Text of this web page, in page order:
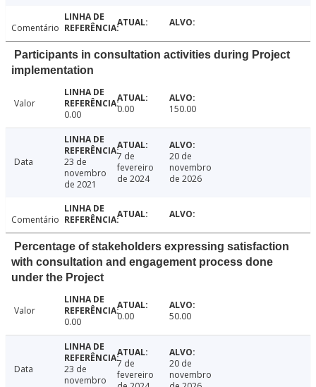
Comentário
Participants in consultation activities during Project
implementation
Valor
0.00
0.00 150.00
Data
23 de
novembro
de 2021
7 de
fevereiro
de 2024
20 de
novembro
de 2026
Comentário
Percentage of stakeholders expressing satisfaction
with consultation and engagement process done
under the Project
Valor
0.00
0.00 50.00
Data
23 de
novembro
7 de
fevereiro
20 de
novembro